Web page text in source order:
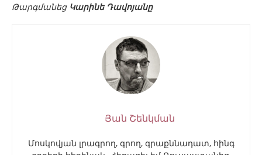
Թարգմանեց Կարինե Դավոյանը
Յան Շենկման
Մոսկովյան լրագրող, գրող, գրաքննադատ, հինգ